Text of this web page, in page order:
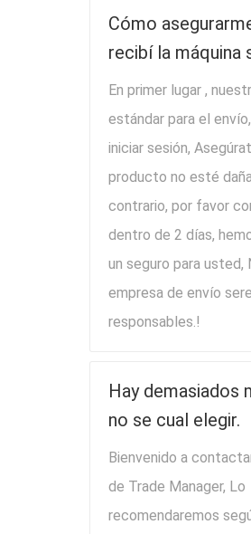
Cómo
recibí la máquina
En primer lugar ,
estándar para el
iniciar sesión,
producto no esté
contrario, por favor
dentro de 2 días,
un seguro para usted,
empresa de envío
responsables.!
Hay demasiados
no se cual elegir.
Bienvenido a
de Trade Manager, Lo
recomendaremos